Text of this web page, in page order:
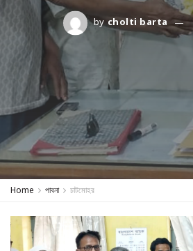
by cholti barta
Home পাবনা চাটমোহর